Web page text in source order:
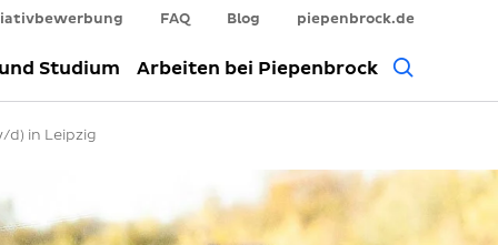
FAQ Blog piepenbrock.de
Studium Arbeiten bei Piepenbrock
d) in Leipzig